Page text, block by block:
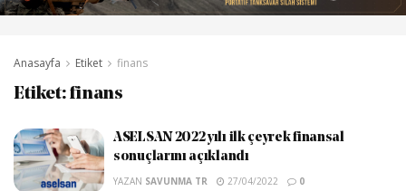
Anasayfa Etiket finans
Etiket: finans
ASELSAN 2022 yılı ilk çeyrek finansal
sonuçlarını açıklandı
YAZAN SAVUNMA TR 27/04/2022 0